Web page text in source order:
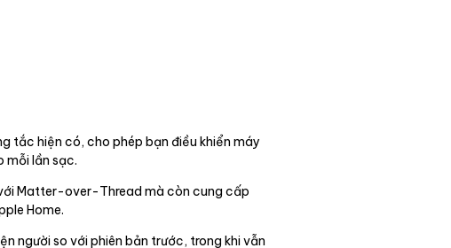
tắc hiện có, cho phép bạn điều khiển máy
mỗi lần sạc.
Matter-over-Thread mà còn cung cấp
Home.
người so với phiên bản trước, trong khi vẫn